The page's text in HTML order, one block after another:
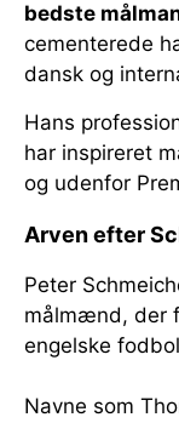
bedste
cementerede
dansk og
Hans
har inspireret
og udenfor
Arven efter
Peter
målmænd, der
engelske
Navne som